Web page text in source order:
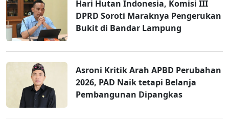
Hari Hutan Indonesia, Komisi III
DPRD Soroti Maraknya Pengerukan
Bukit di Bandar Lampung
Asroni Kritik Arah APBD Perubahan
2026, PAD Naik tetapi Belanja
Pembangunan Dipangkas